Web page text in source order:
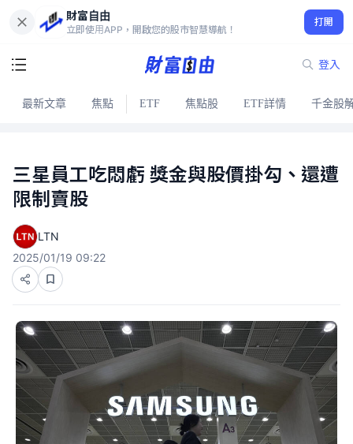
財富自由
立即使用APP，開啟您的股市智慧導航！
打開
登入
最新文章 焦點 ETF 焦點股 ETF詳情 千金股
三星員工吃悶虧 獎金與股價掛勾、還遭
限制賣股
LTN
2025/01/19 09:22